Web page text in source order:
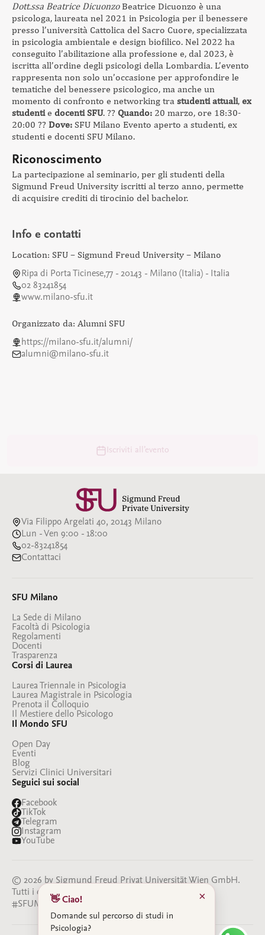
Dott.ssa Beatrice DicuonzoBeatrice Dicuonzo è una
psicologa, laureata nel 2021 in Psicologia per il benessere
presso l’università Cattolica del Sacro Cuore, specializzata
in psicologia ambientale e design biofilico. Nel 2022 ha
conseguito l’abilitazione alla professione e, dal 2023, è
iscritta all’ordine degli psicologi della Lombardia. L’evento
rappresenta non solo un’occasione per approfondire le
tematiche del benessere psicologico, ma anche un
momento di confronto e networking tra studenti attuali, ex
studentie docenti SFU. ?? Quando: 20 marzo, ore 18:30-
20:00 ?? Dove: SFU Milano Evento aperto a studenti, ex
studenti e docenti SFU Milano.
Riconoscimento
La partecipazione al seminario, per gli studenti della
Sigmund Freud University iscritti al terzo anno, permette
di acquisire crediti di tirocinio del bachelor.
Info e contatti
Location: SFU – Sigmund Freud University – Milano
Ripa di Porta Ticinese,77 - 20143 - Milano (Italia) - Italia
02 83241854
www.milano-sfu.it
Organizzato da: Alumni SFU
https://milano-sfu.it/alumni/
alumni@milano-sfu.it
Iscriviti all’evento
Via Filippo Argelati 40, 20143 Milano
Lun - Ven 9:00 - 18:00
02-83241854
Contattaci
SFU Milano
La Sede di Milano
Facoltà di Psicologia
Regolamenti
Docenti
Trasparenza
Corsi di Laurea
Laurea Triennale in Psicologia
Laurea Magistrale in Psicologia
Prenota il Colloquio
Il Mestiere dello Psicologo
Il Mondo SFU
Open Day
Eventi
Blog
Servizi Clinici Universitari
Seguici sui social
Facebook
TikTok
Telegram
Instagram
YouTube
© 2026 by Sigmund Freud Privat Universität Wien GmbH.
Tutti i diritti riservati
#SFUMILANO#BESFU
×
👋 Ciao!
Domande sul percorso di studi in
Psicologia?